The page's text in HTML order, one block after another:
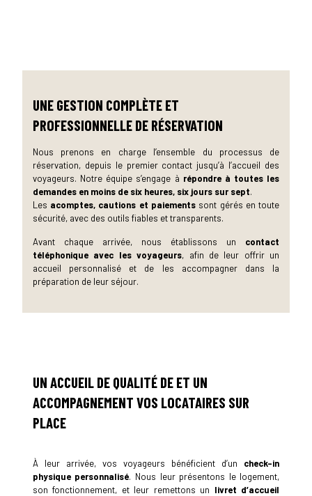
UNE GESTION COMPLÈTE ET
PROFESSIONNELLE DE RÉSERVATION
Nous prenons en charge l’ensemble du processus de
réservation, depuis le premier contact jusqu’à l’accueil des
voyageurs. Notre équipe s’engage à répondre à toutes les
demandes en moins de six heures, six jours sur sept.
Les acomptes, cautions et paiements sont gérés en toute
sécurité, avec des outils fiables et transparents.
Avant chaque arrivée, nous établissons un contact
téléphonique avec les voyageurs, afin de leur offrir un
accueil personnalisé et de les accompagner dans la
préparation de leur séjour.
UN ACCUEIL DE QUALITÉ DE ET UN
ACCOMPAGNEMENT VOS LOCATAIRES SUR
PLACE
À leur arrivée, vos voyageurs bénéficient d’un check-in
physique personnalisé. Nous leur présentons le logement,
son fonctionnement, et leur remettons un livret d’accueil